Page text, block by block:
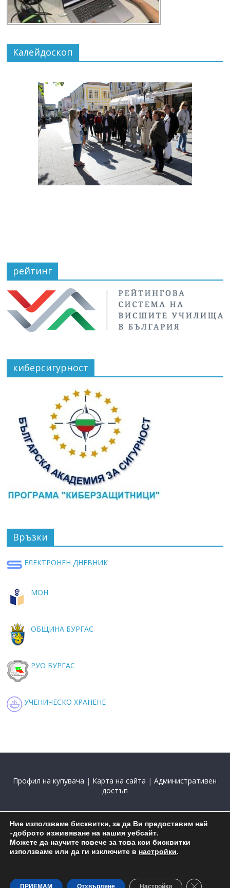
Калейдоскоп
рейтинг
киберсигурност
Връзки
ЕЛЕКТРОНЕН ДНЕВНИК
МОН
ОБЩИНА БУРГАС
РУО БУРГАС
УЧЕНИЧЕСКО ХРАНЕНЕ
Профил на купувача | Карта на сайта |Административен
достъп
2015-2025 С подкрепата наНиколай Комнев
Ние използваме бисквитки, за да Ви предоставим най
-доброто изживяване на нашия уебсайт.
Можете да научите повече за това кои бисквитки
използваме или да ги изключите в настройки.
Close